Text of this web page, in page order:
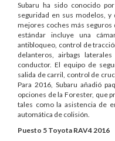
Subaru ha sido conocido
seguridad en sus modelos,
mejores coches más seguros
estándar incluye una
antibloqueo, control de
delanteros, airbags
conductor. El equipo de
salida de carril, control de
Para 2016, Subaru añadió
opciones de la Forester, que
tales como la asistencia de
automática de colisión.
Puesto 5 Toyota RAV4 2016